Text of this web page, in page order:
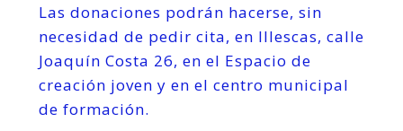
Las donaciones podrán hacerse, sin
necesidad de pedir cita, en Illescas, calle
Joaquín Costa 26, en el Espacio de
creación joven y en el centro municipal
de formación.